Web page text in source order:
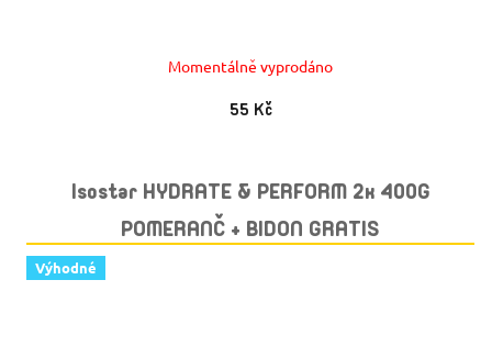
Momentálně vyprodáno
55 Kč
Isostar HYDRATE & PERFORM 2x 400G
POMERANČ + BIDON GRATIS
Výhodné